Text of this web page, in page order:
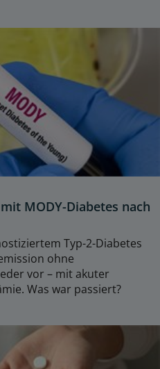
MODY-Diabetes nach
Typ-2-Diabetes
ohne
vor – mit akuter
Was war passiert?